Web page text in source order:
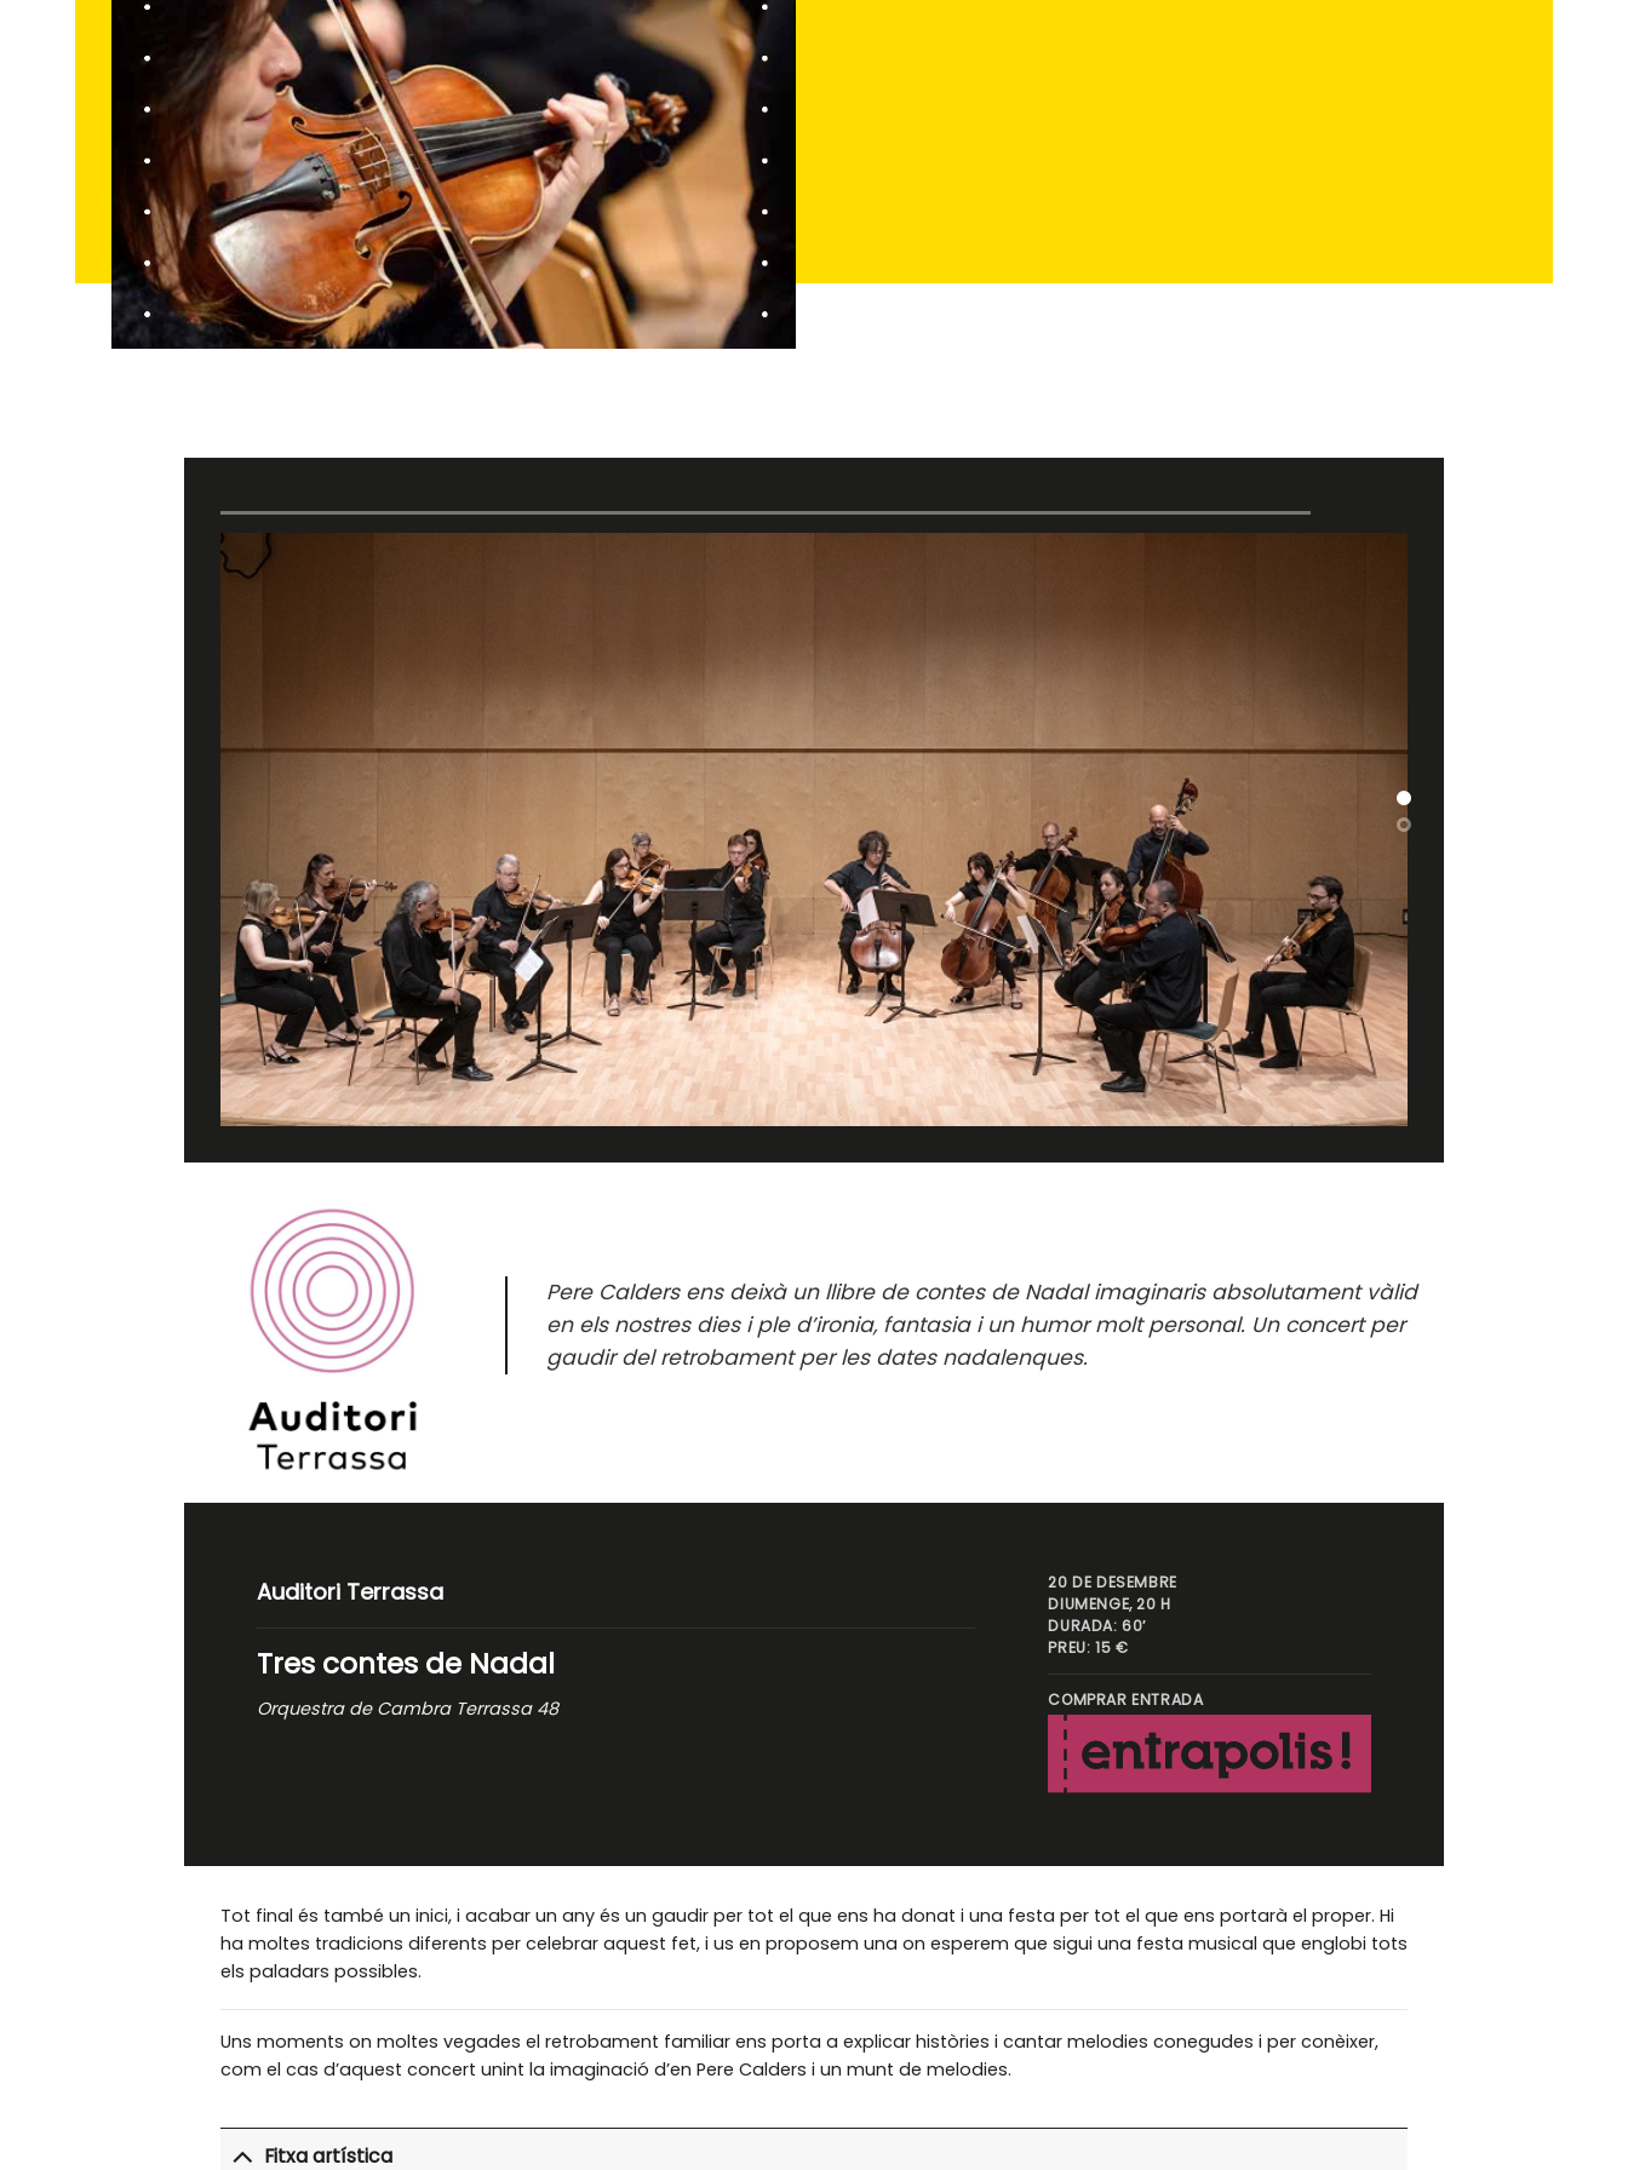
Pere Calders ens deixà un llibre de contes de Nadal imaginaris absolutament vàlid
en els nostres dies i ple d’ironia, fantasia i un humor molt personal. Un concert per
gaudir del retrobament per les dates nadalenques.
Auditori Terrassa
Tres contes de Nadal
Orquestra de Cambra Terrassa 48
20 DE DESEMBRE
DIUMENGE, 20 H
DURADA: 60′
PREU: 15 €
COMPRAR ENTRADA
Tot final és també un inici, i acabar un any és un gaudir per tot el que ens ha donat i una festa per tot el que ens portarà el proper. Hi
ha moltes tradicions diferents per celebrar aquest fet, i us en proposem una on esperem que sigui una festa musical que englobi tots
els paladars possibles.
Uns moments on moltes vegades el retrobament familiar ens porta a explicar històries i cantar melodies conegudes i per conèixer,
com el cas d’aquest concert unint la imaginació d’en Pere Calders i un munt de melodies.
Fitxa artística